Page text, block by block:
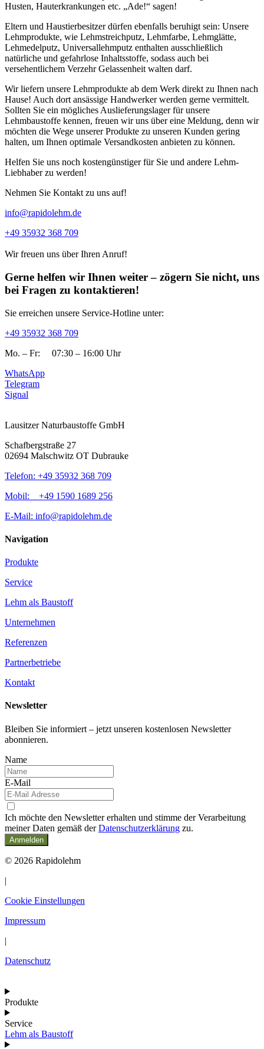
Husten, Hauterkrankungen etc. „Ade!“ sagen!
Eltern und Haustierbesitzer dürfen ebenfalls beruhigt sein: Unsere
Lehmprodukte, wie Lehmstreichputz, Lehmfarbe, Lehmglätte,
Lehmedelputz, Universallehmputz enthalten ausschließlich
natürliche und gefahrlose Inhaltsstoffe, sodass auch bei
versehentlichem Verzehr Gelassenheit walten darf.
Wir liefern unsere Lehmprodukte ab dem Werk direkt zu Ihnen nach
Hause! Auch dort ansässige Handwerker werden gerne vermittelt.
Sollten Sie ein mögliches Auslieferungslager für unsere
Lehmbaustoffe kennen, freuen wir uns über eine Meldung, denn wir
möchten die Wege unserer Produkte zu unseren Kunden gering
halten, um Ihnen optimale Versandkosten anbieten zu können.
Helfen Sie uns noch kostengünstiger für Sie und andere Lehm-
Liebhaber zu werden!
Nehmen Sie Kontakt zu uns auf!
info@rapidolehm.de
+49 35932 368 709
Wir freuen uns über Ihren Anruf!
Gerne helfen wir Ihnen weiter – zögern Sie nicht, uns
bei Fragen zu kontaktieren!​
Sie erreichen unsere Service-Hotline unter:​
+49 35932 368 709
Mo. – Fr: 07:30 – 16:00 Uhr
WhatsApp
Telegram
Signal
Lausitzer Naturbaustoffe GmbH
Schafbergstraße 27
02694 Malschwitz OT Dubrauke
Telefon: +49 35932 368 709
Mobil: +49 1590 1689 256
E-Mail: info@rapidolehm.de
Navigation
Produkte
Service
Lehm als Baustoff
Unternehmen
Referenzen
Partnerbetriebe
Kontakt
Newsletter
Bleiben Sie informiert – jetzt unseren kostenlosen Newsletter
abonnieren.
Name
E-Mail
Ich möchte den Newsletter erhalten und stimme der Verarbeitung
meiner Daten gemäß derDatenschutzerklärung zu.
Anmelden
© 2026 Rapidolehm
|
Cookie Einstellungen
Impressum
|
Datenschutz
Produkte
Service
Lehm als Baustoff